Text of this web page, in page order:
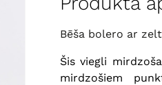
Bēša bolero ar
Šis viegli
mirdzošiem